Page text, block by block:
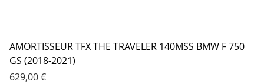
AMORTISSEUR TFX THE TRAVELER 140MSS BMW F 750
GS (2018-2021)
Prix
629,00 €